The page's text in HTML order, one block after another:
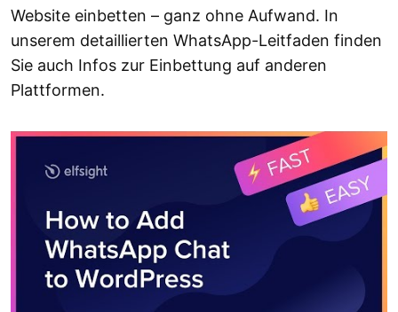
Website einbetten – ganz ohne Aufwand. In
unserem detaillierten WhatsApp-Leitfaden finden
Sie auch Infos zur Einbettung auf anderen
Plattformen.